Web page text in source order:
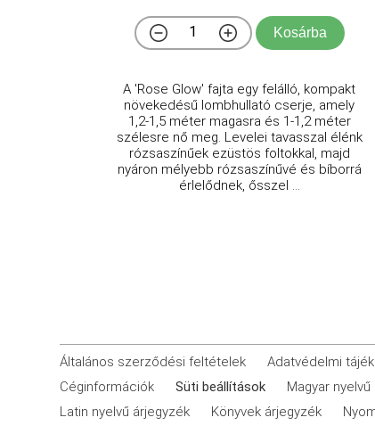
Kosárba
A 'Rose Glow' fajta egy felálló, kompakt
növekedésű lombhullató cserje, amely
1,2-1,5 méter magasra és 1-1,2 méter
szélesre nő meg. Levelei tavasszal élénk
rózsaszínűek ezüstös foltokkal, majd
nyáron mélyebb rózsaszínűvé és bíborrá
érlelődnek, ősszel ...
Általános szerződési feltételek Adatvédelmi
Céginformációk
Süti beállítások
Magyar
Latin nyelvű árjegyzék
Könyvek árjegyzék